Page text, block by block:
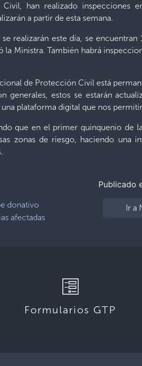
han realizado inspecciones
a partir de esta semana.
se realizarán este día, se
la Ministra. También habrá
de Protección Civil está
generales, estos se estarán
plataforma digital que nos
que en el primer quinquenio de
zonas de riesgo, haciendo una
Publicado
donativo
afectadas
Ir a
Formularios GTP